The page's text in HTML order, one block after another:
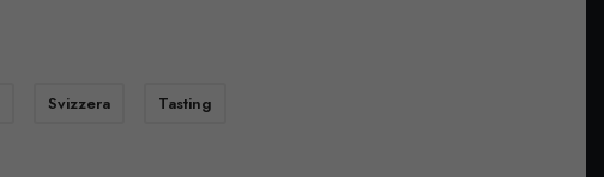
Svizzera Tasting